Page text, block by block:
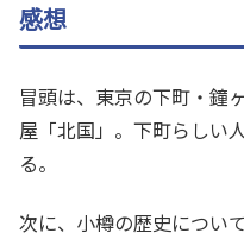
感想
冒頭は、東京の下町・鐘
屋「北国」。下町らしい
る。
次に、小樽の歴史につい